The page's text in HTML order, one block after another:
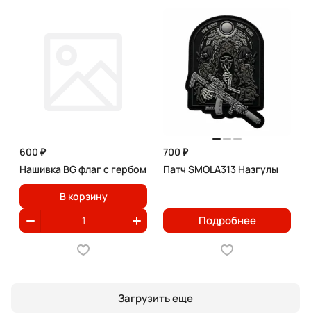
600 ₽
Нашивка BG флаг с гербом
В корзину
700 ₽
Патч SMOLA313 Назгулы
Подробнее
Загрузить еще